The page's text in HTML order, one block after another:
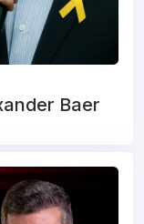
Baer